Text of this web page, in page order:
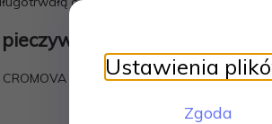
GLOBAL G-9
18 (18% chromu)
Ustawienia
Zgoda